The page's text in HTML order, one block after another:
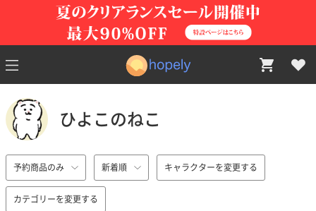
ひよこのねこ
予約商品のみ 新着順 キャラクターを変更する
カテゴリーを変更する